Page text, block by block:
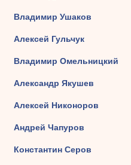
Владимир Ушаков
Алексей Гульчук
Владимир Омельницкий
Александр Якушев
Алексей Никоноров
Андрей Чапуров
Константин Серов